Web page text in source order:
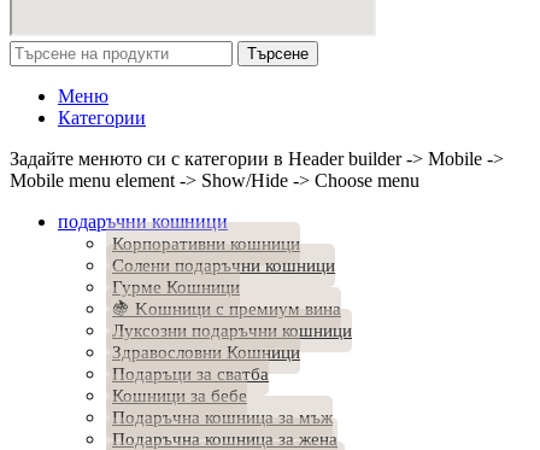
Търсене
Меню
Категории
Задайте менюто си с категории в Header builder -> Mobile ->
Mobile menu element -> Show/Hide -> Choose menu
подаръчни кошници
Корпоративни кошници
Солени подаръчни кошници
Гурме Кошници
🍇 Kошници с премиум вина
Луксозни подаръчни кошници
Здравословни Кошници
Подаръци за сватба
Кошници за бебе
Подаръчна кошница за мъж
Подаръчна кошница за жена